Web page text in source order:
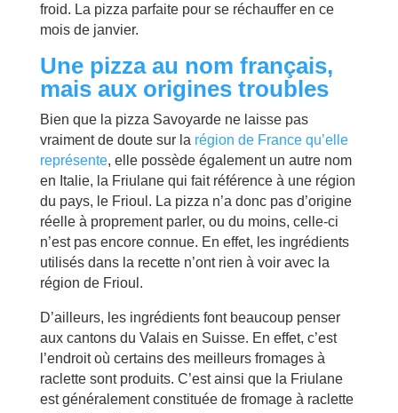
froid. La pizza parfaite pour se réchauffer en ce
mois de janvier.
Une pizza au nom français,
mais aux origines troubles
Bien que la pizza Savoyarde ne laisse pas
vraiment de doute sur la région de France qu’elle
représente, elle possède également un autre nom
en Italie, la Friulane qui fait référence à une région
du pays, le Frioul. La pizza n’a donc pas d’origine
réelle à proprement parler, ou du moins, celle-ci
n’est pas encore connue. En effet, les ingrédients
utilisés dans la recette n’ont rien à voir avec la
région de Frioul.
D’ailleurs, les ingrédients font beaucoup penser
aux cantons du Valais en Suisse. En effet, c’est
l’endroit où certains des meilleurs fromages à
raclette sont produits. C’est ainsi que la Friulane
est généralement constituée de fromage à raclette